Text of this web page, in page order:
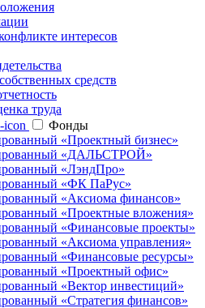
интересов
средств
труда
Фонды
«Проектный бизнес»
«ДАЛЬСТРОЙ»
«ЛэндПро»
«ФК ПаРус»
«Аксиома финансов»
«Проектные вложения»
«Финансовые проекты»
«Аксиома управления»
«Финансовые ресурсы»
«Проектный офис»
«Вектор инвестиций»
«Стратегия финансов»